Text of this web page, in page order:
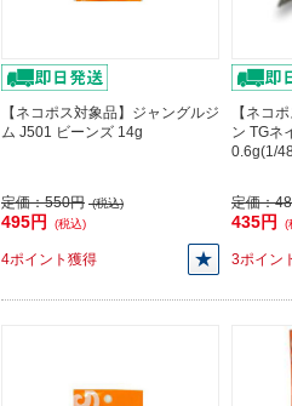
【ネコポス対象品】ジャングルジ
ム J501 ビーンズ 14g
定価：550円 (税込)
495円 (税込)
4ポイント獲得
【ネコ
ン TGネ
0.6g(1/
定価：
435円 (
3ポイン